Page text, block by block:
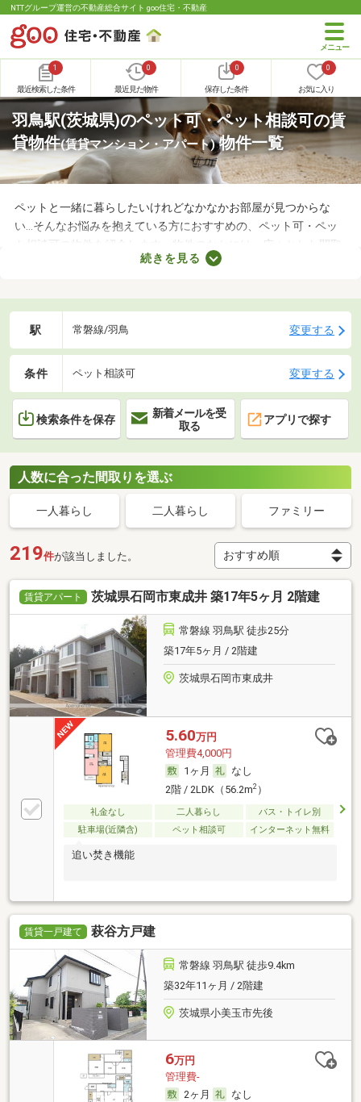
NTTグループ運営の不動産総合サイト goo住宅・不動産
1
最近検索した条件
0
最近見た物件
0
保存した条件
0
お気に入り
羽鳥駅(茨城県)のペット可・ペット相談可の賃
貸物件(賃貸マンション・アパート)物件一覧
ペットと一緒に暮らしたいけれどなかなかお部屋が見つからな
い…そんなお悩みを抱えている方におすすめの、ペット可・ペッ
ト相談可の物件を紹介します。物件のなかには、広々とした間取
りや新しい設備を備えているお部屋もあります。人とペットが安
できるお部屋を探してみてくださいね。
続きを見る
駅 常磐線/羽鳥 変更する
条件 ペット相談可 変更する
検索条件を保存
新着メールを受
取る
アプリで探す
人数に合った間取りを選ぶ
一人暮らし 二人暮らし ファミリー
219件が該当しました。
賃貸アパート 茨城県石岡市東成井 築17年5ヶ月 2階建
常磐線 羽鳥駅 徒歩25分
築17年5ヶ月 / 2階建
茨城県石岡市東成井
5.60万円
管理費4,000円
1ヶ月
なし
2階 / 2LDK（56.2m2）
礼金なし 二人暮らし
バス・トイレ別
駐車場(近隣含)
ペット相談可 インターネット無料
追い焚き機能
賃貸一戸建て 萩谷方戸建
常磐線 羽鳥駅 徒歩9.4km
築32年11ヶ月 / 2階建
茨城県小美玉市先後
6万円
管理費-
2ヶ月
なし